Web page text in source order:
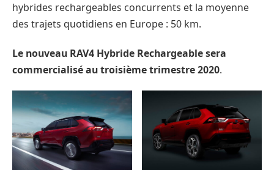
hybrides rechargeables concurrents et la moyenne
des trajets quotidiens en Europe : 50 km.
Le nouveau RAV4 Hybride Rechargeable sera
commercialisé au troisième trimestre 2020.